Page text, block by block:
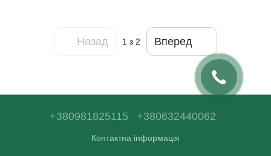
Назад 1 з 2 Вперед
+380981825115 +380632440062
Контактна інформація